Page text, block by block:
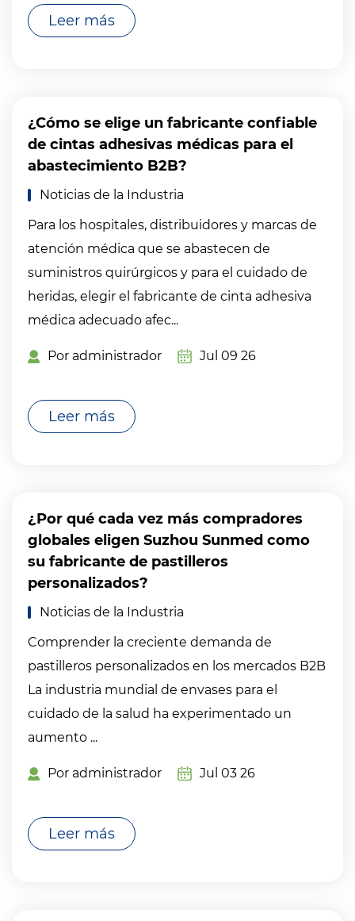
Leer más
¿Cómo se elige un fabricante confiable
de cintas adhesivas médicas para el
abastecimiento B2B?
Noticias de la Industria
Para los hospitales, distribuidores y marcas de
atención médica que se abastecen de
suministros quirúrgicos y para el cuidado de
heridas, elegir el fabricante de cinta adhesiva
médica adecuado afec...
Por administrador Jul 09 26
Leer más
¿Por qué cada vez más compradores
globales eligen Suzhou Sunmed como
su fabricante de pastilleros
personalizados?
Noticias de la Industria
Comprender la creciente demanda de
pastilleros personalizados en los mercados B2B
La industria mundial de envases para el
cuidado de la salud ha experimentado un
aumento ...
Por administrador Jul 03 26
Leer más